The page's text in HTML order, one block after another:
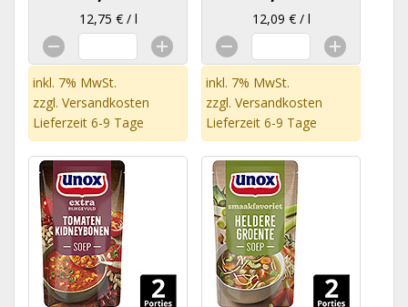
12,75 € / l
inkl. 7% MwSt.
zzgl. Versandkosten
Lieferzeit 6-9 Tage
12,09 € / l
inkl. 7% MwSt.
zzgl. Versandkosten
Lieferzeit 6-9 Tage